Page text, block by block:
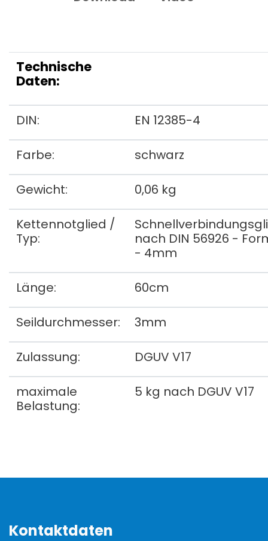
Technische
Daten:
DIN: EN 12385-4
Farbe: schwarz
Gewicht: 0,06 kg
Kettennotglied /
Typ:
nach DIN 56926 -
- 4mm
Länge: 60cm
Seildurchmesser: 3mm
Zulassung: DGUV V17
maximale
Belastung:
5 kg nach DGUV V17
Kontaktdaten